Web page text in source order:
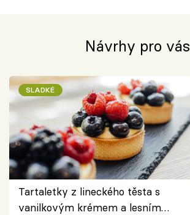
Návrhy pro vás
SLADKÉ
Tartaletky z lineckého těsta s
vanilkovým krémem a lesním